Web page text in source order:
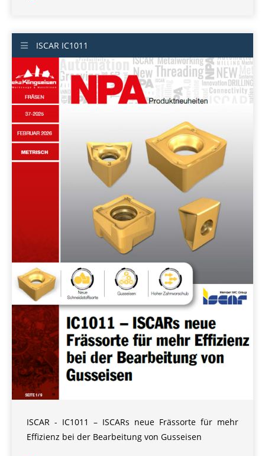
ISCAR IC1011
ISCAR - IC1011 – ISCARs neue Frässorte für mehr
Effizienz bei der Bearbeitung von Gusseisen